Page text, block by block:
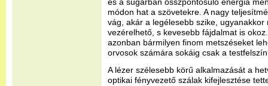
módon hat a szövetekre. A nagy
vág, akár a legélesebb szike, ugyanakkor
vezérelhető, s kevesebb fájdalmat is
azonban bármilyen finom metszéseket
orvosok számára sokáig csak a
A lézer szélesebb körű alkalmazását a
optikai fényvezető szálak kifejlesztése